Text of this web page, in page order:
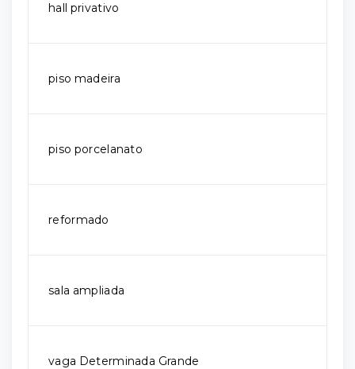
hall privativo
piso madeira
piso porcelanato
reformado
sala ampliada
vaga Determinada Grande